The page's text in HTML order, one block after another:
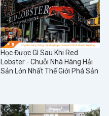
Học Được Gì Sau Khi Red
Lobster - Chuỗi Nhà Hàng Hải
Sản Lớn Nhất Thế Giới Phá Sản